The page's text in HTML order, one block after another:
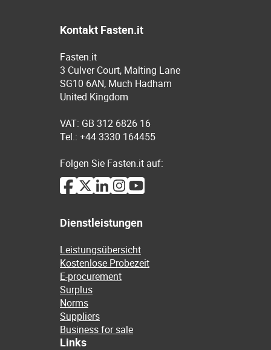
Kontakt Fasten.it
Fasten.it
3 Culver Court, Malting Lane
SG10 6AN, Much Hadham
United Kingdom
VAT: GB 312 6826 16
Tel.: +44 3330 164455
Folgen Sie Fasten.it auf:
Dienstleistungen
Leistungsübersicht
Kostenlose Probezeit
E-procurement
Surplus
Norms
Suppliers
Business for sale
Links